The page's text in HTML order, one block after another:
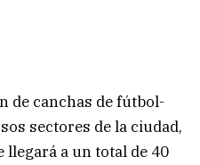
de canchas de fútbol-
sectores de la ciudad,
llegará a un total de 40